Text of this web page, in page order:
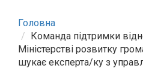
Головна
Команда підтримки
Міністерстві розвитку
шукає експерта/ку з